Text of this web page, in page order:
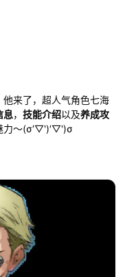
来了，超人气角色七海
息， 技能介绍以及养成攻
～(σ′▽‵)′▽‵)σ